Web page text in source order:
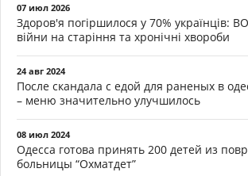
07 июл 2026
Здоров'я погіршилося у 70% українців:
війни на старіння та хронічні хвороби
24 авг 2024
После скандала с едой для раненых в
– меню значительно улучшилось
08 июл 2024
Одесса готова принять 200 детей из
больницы “Охматдет”